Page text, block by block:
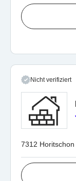
Nicht verifiziert
7312 Horitschon